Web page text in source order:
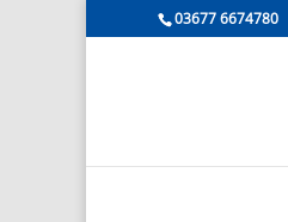
03677 6674780